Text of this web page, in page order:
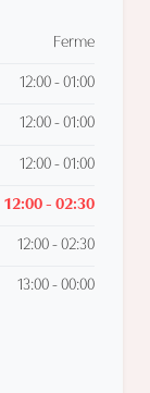
Ferme
12:00 - 01:00
12:00 - 01:00
12:00 - 01:00
12:00 - 02:30
12:00 - 02:30
13:00 - 00:00